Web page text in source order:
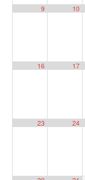
9 10
16 17
23 24